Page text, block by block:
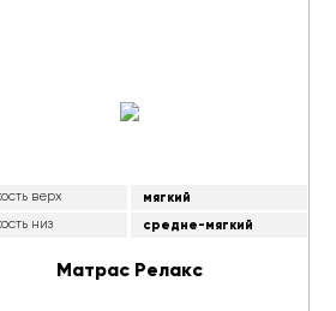
верх мягкий
низ средне-мягкий
Матрас Релакс